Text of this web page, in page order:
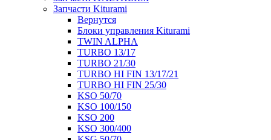
Запчасти Kiturami
Вернутся
Блоки управления Kiturami
TWIN ALPHA
TURBO 13/17
TURBO 21/30
TURBO HI FIN 13/17/21
TURBO HI FIN 25/30
KSO 50/70
KSO 100/150
KSO 200
KSO 300/400